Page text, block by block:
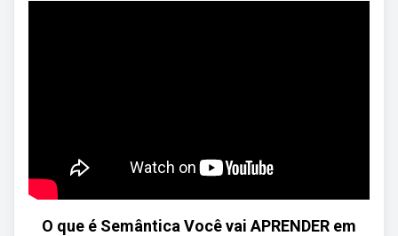
O que é Semântica Você vai APRENDER em